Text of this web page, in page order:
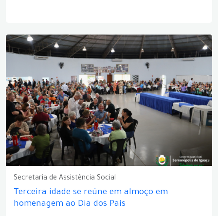
Secretaria de Assistência Social
Terceira idade se reúne em almoço em
homenagem ao Dia dos Pais